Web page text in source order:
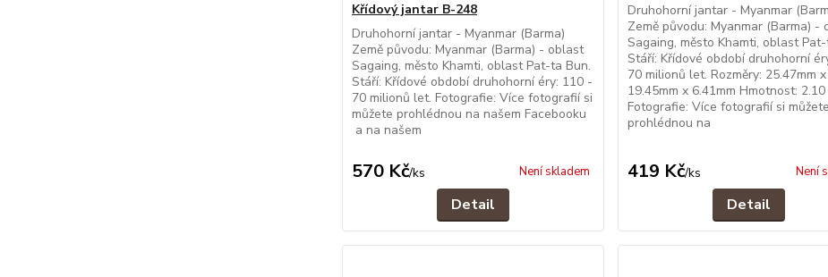
Křídový jantar B-248
Druhohorní jantar - Myanmar (Barma)
Země původu: Myanmar (Barma) - oblast
Sagaing, město Khamti, oblast Pat-ta Bun.
Stáří: Křídové období druhohorní éry: 110 -
70 milionů let. Fotografie: Více fotografií si
můžete prohlédnou na našem Facebooku
a na našem
570 Kč/ks Není skladem
Detail
Druhohorní jantar - Myanmar
Země původu: Myanmar (Barma) -
Sagaing, město Khamti, oblast
Stáří: Křídové období druhohorní
70 milionů let. Rozměry: 25.47mm x
19.45mm x 6.41mm Hmotnost:
Fotografie: Více fotografií si můžete
prohlédnou na
419 Kč/ks Není
Detail